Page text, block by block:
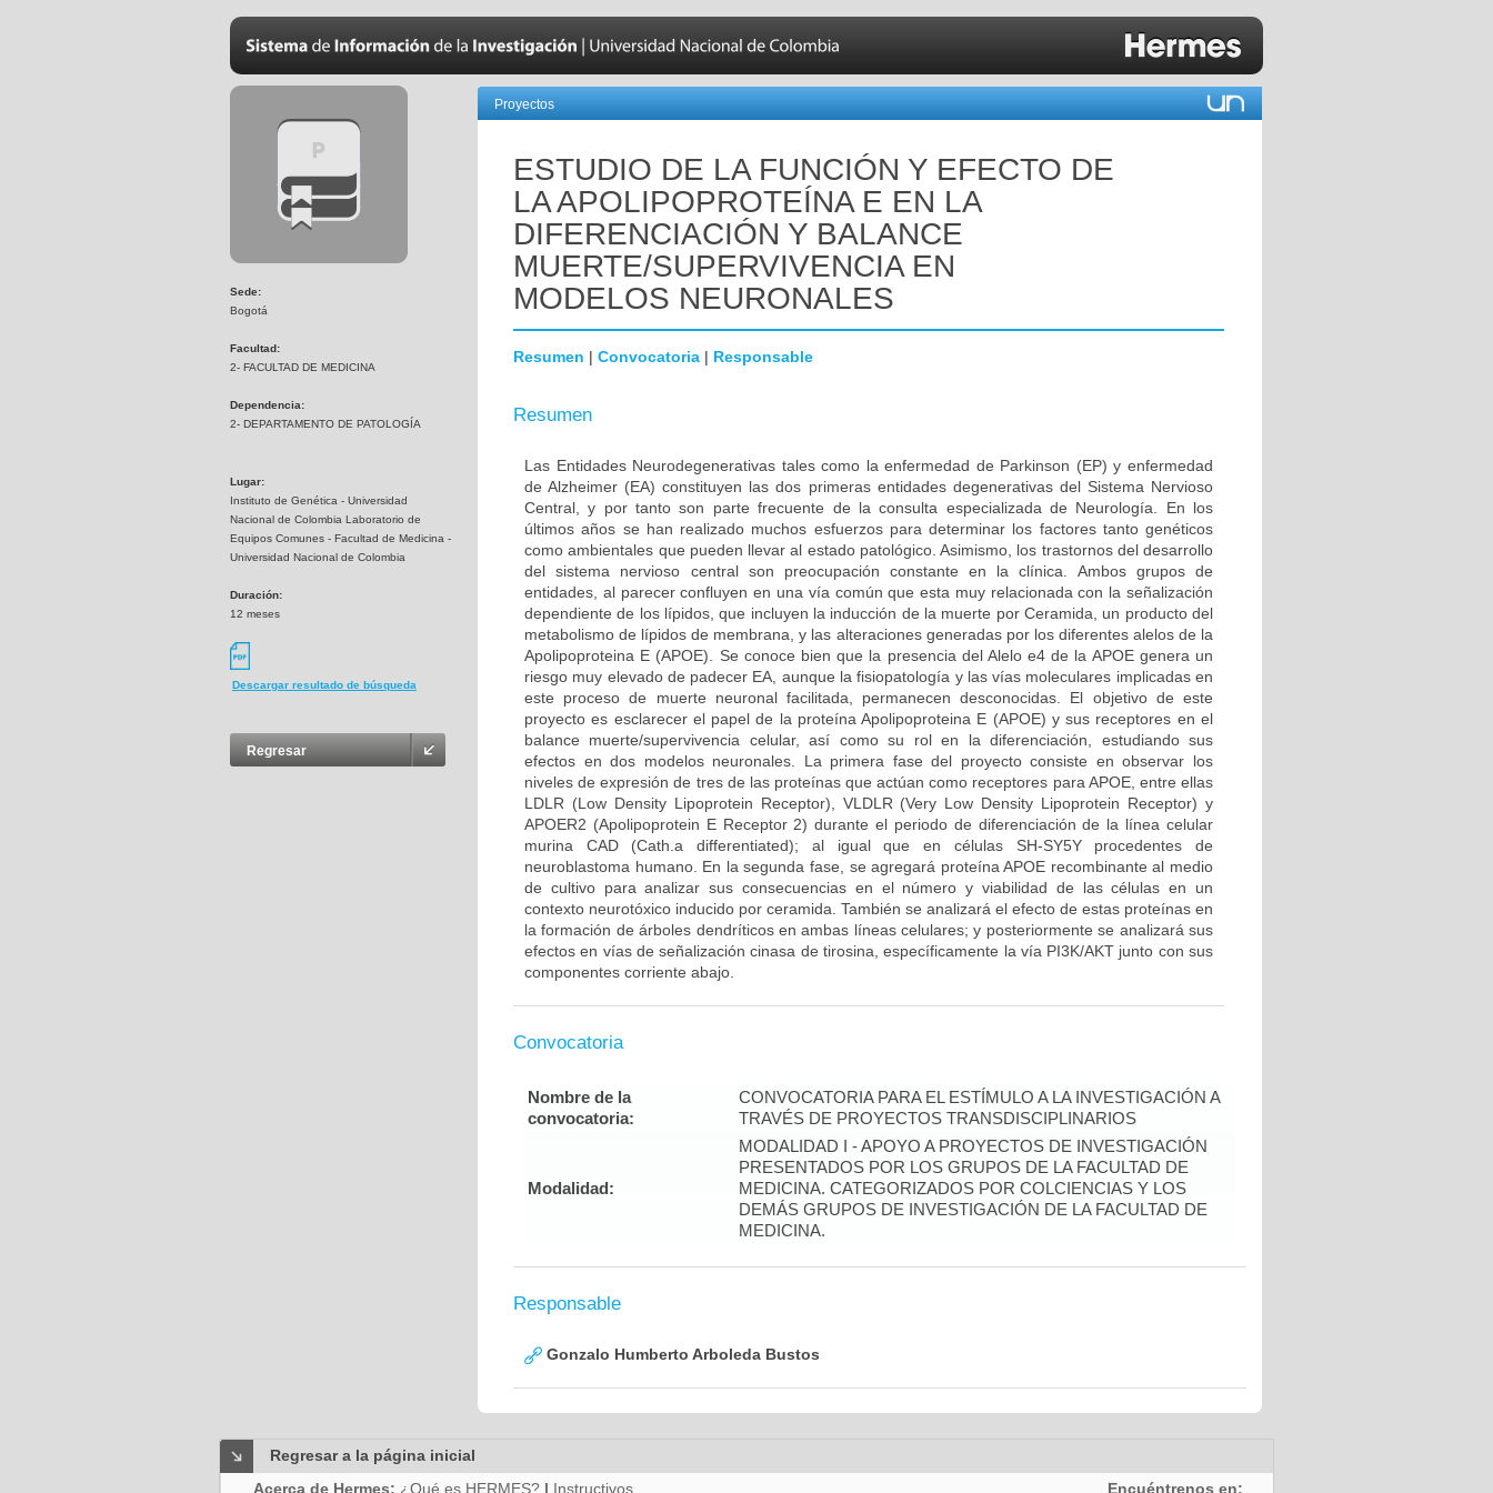
Sede:
Bogotá
Facultad:
2- FACULTAD DE MEDICINA
Dependencia:
2- DEPARTAMENTO DE PATOLOGÍA
Lugar:
Instituto de Genética - Universidad
Nacional de Colombia Laboratorio de
Equipos Comunes - Facultad de Medicina -
Universidad Nacional de Colombia
Duración:
12 meses
Descargar resultado de búsqueda
Regresar
Proyectos
ESTUDIO DE LA FUNCIÓN Y EFECTO DE
LA APOLIPOPROTEÍNA E EN LA
DIFERENCIACIÓN Y BALANCE
MUERTE/SUPERVIVENCIA EN
MODELOS NEURONALES
Resumen | Convocatoria | Responsable
Resumen
Las Entidades Neurodegenerativas tales como la enfermedad de Parkinson (EP) y enfermedad
de Alzheimer (EA) constituyen las dos primeras entidades degenerativas del Sistema Nervioso
Central, y por tanto son parte frecuente de la consulta especializada de Neurología. En los
últimos años se han realizado muchos esfuerzos para determinar los factores tanto genéticos
como ambientales que pueden llevar al estado patológico. Asimismo, los trastornos del desarrollo
del sistema nervioso central son preocupación constante en la clínica. Ambos grupos de
entidades, al parecer confluyen en una vía común que esta muy relacionada con la señalización
dependiente de los lípidos, que incluyen la inducción de la muerte por Ceramida, un producto del
metabolismo de lípidos de membrana, y las alteraciones generadas por los diferentes alelos de la
Apolipoproteina E (APOE). Se conoce bien que la presencia del Alelo e4 de la APOE genera un
riesgo muy elevado de padecer EA, aunque la fisiopatología y las vías moleculares implicadas en
este proceso de muerte neuronal facilitada, permanecen desconocidas. El objetivo de este
proyecto es esclarecer el papel de la proteína Apolipoproteina E (APOE) y sus receptores en el
balance muerte/supervivencia celular, así como su rol en la diferenciación, estudiando sus
efectos en dos modelos neuronales. La primera fase del proyecto consiste en observar los
niveles de expresión de tres de las proteínas que actúan como receptores para APOE, entre ellas
LDLR (Low Density Lipoprotein Receptor), VLDLR (Very Low Density Lipoprotein Receptor) y
APOER2 (Apolipoprotein E Receptor 2) durante el periodo de diferenciación de la línea celular
murina CAD (Cath.a differentiated); al igual que en células SH-SY5Y procedentes de
neuroblastoma humano. En la segunda fase, se agregará proteína APOE recombinante al medio
de cultivo para analizar sus consecuencias en el número y viabilidad de las células en un
contexto neurotóxico inducido por ceramida. También se analizará el efecto de estas proteínas en
la formación de árboles dendríticos en ambas líneas celulares; y posteriormente se analizará sus
efectos en vías de señalización cinasa de tirosina, específicamente la vía PI3K/AKT junto con sus
componentes corriente abajo.
Convocatoria
Nombre de la
convocatoria:
CONVOCATORIA PARA EL ESTÍMULO A LA INVESTIGACIÓN A
TRAVÉS DE PROYECTOS TRANSDISCIPLINARIOS
Modalidad:
MODALIDAD I - APOYO A PROYECTOS DE INVESTIGACIÓN
PRESENTADOS POR LOS GRUPOS DE LA FACULTAD DE
MEDICINA. CATEGORIZADOS POR COLCIENCIAS Y LOS
DEMÁS GRUPOS DE INVESTIGACIÓN DE LA FACULTAD DE
MEDICINA.
Responsable
Gonzalo Humberto Arboleda Bustos
Regresar a la página inicial
Acerca de Hermes: ¿Qué es HERMES? | Instructivos Encuéntrenos en: